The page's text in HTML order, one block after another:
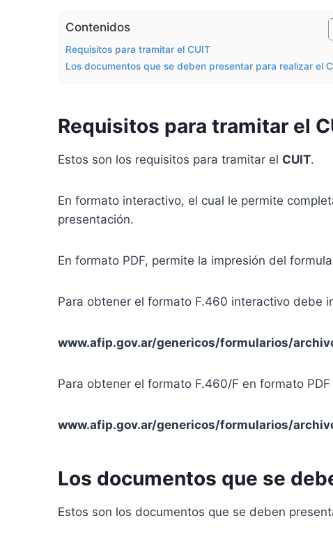
Contenidos
Requisitos para tramitar el CUIT
Los documentos que se deben presentar para realizar el
Requisitos para tramitar el
Estos son los requisitos para tramitar el CUIT.
En formato interactivo, el cual le permite
presentación.
En formato PDF, permite la impresión del
Para obtener el formato F.460 interactivo debe
www.afip.gov.ar/genericos/formularios/
Para obtener el formato F.460/F en formato
www.afip.gov.ar/genericos/formularios/
Los documentos que se
Estos son los documentos que se deben